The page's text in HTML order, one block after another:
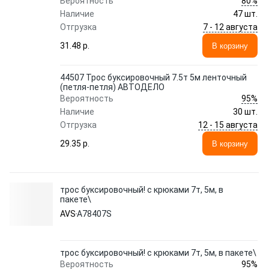
Наличие
47 шт.
Отгрузка
7 - 12 августа
31.48 p.
В корзину
44507 Трос буксировочный 7.5т 5м ленточный
(петля-петля) АВТОДЕЛО
Вероятность
95%
Наличие
30 шт.
Отгрузка
12 - 15 августа
29.35 p.
В корзину
трос буксировочный! c крюками 7т, 5м, в
пакете\
AVSA78407S
трос буксировочный! c крюками 7т, 5м, в пакете\
Вероятность
95%